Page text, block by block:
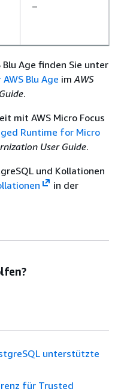
–
Age finden Sie unter
Blu Age im AWS
.
mit AWS Micro Focus
Runtime for Micro
User Guide.
und Kollationen
in der
unterstützte
für Trusted